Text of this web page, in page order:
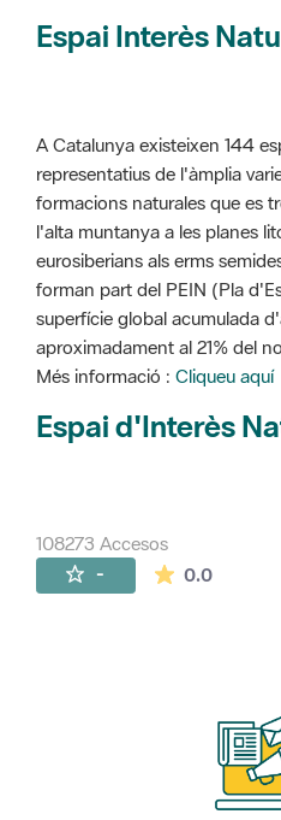
Espai Interès
A Catalunya existeixen 144
representatius de l'àmplia
formacions naturales que es
l'alta muntanya a les planes
eurosiberians als erms
forman part del PEIN (Pla
superfície global acumulada
aproximadament al 21% del
Més informació : Cliqueu aquí
Espai d'Interès
108273 Accesos
- 0.0La